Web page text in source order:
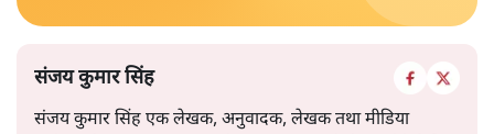
संजय कुमार सिंह
संजय कुमार सिंह एक लेखक, अनुवादक, लेखक तथा मीडिया